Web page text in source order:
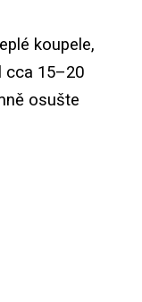
koupele,
cca 15–20
osušte